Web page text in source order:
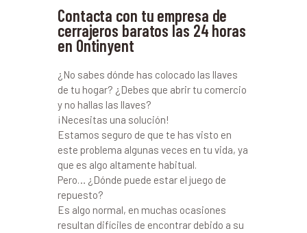
Contacta con tu empresa de
cerrajeros baratos las 24 horas
en Ontinyent
¿No sabes dónde has colocado las llaves
de tu hogar? ¿Debes que abrir tu comercio
y no hallas las llaves?
¡Necesitas una solución!
Estamos seguro de que te has visto en
este problema algunas veces en tu vida, ya
que es algo altamente habitual.
Pero… ¿Dónde puede estar el juego de
repuesto?
Es algo normal, en muchas ocasiones
resultan difíciles de encontrar debido a su